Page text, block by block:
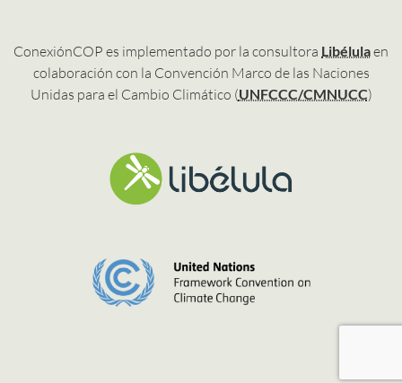
ConexiónCOP es implementado por la consultora Libélulaen
colaboración con la Convención Marco de las Naciones
Unidas para el Cambio Climático (UNFCCC/CMNUCC)